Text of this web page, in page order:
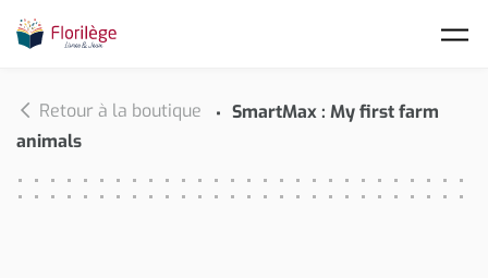
Retour à la boutique
SmartMax : My first farm
animals